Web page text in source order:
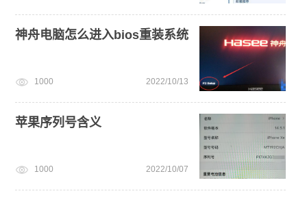
神舟电脑怎么进入bios重装系统
1000 2022/10/13
苹果序列号含义
1000 2022/10/07